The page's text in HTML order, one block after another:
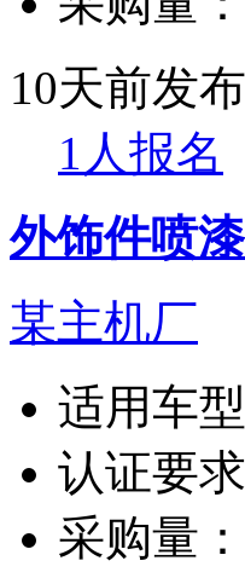
10天前发布
1人报名
外饰件喷
某主机厂
适用车型
认证要求
采购量：